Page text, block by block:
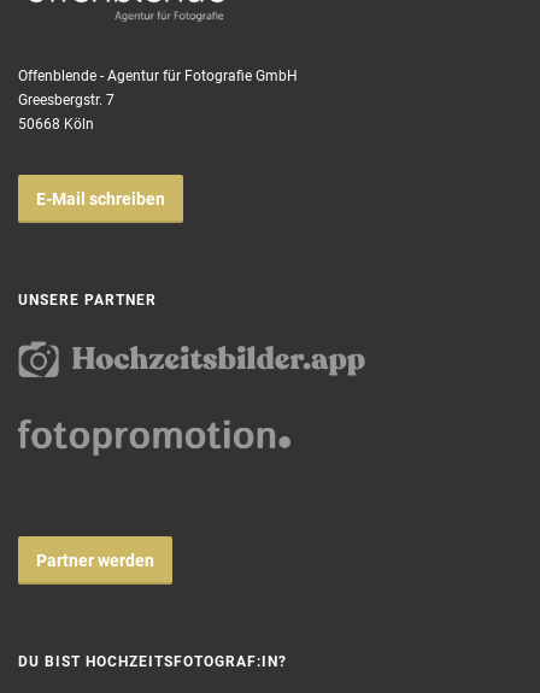
Offenblende - Agentur für Fotografie GmbH
Greesbergstr. 7
50668 Köln
E-Mail schreiben
UNSERE PARTNER
Partner werden
DU BIST HOCHZEITSFOTOGRAF:IN?